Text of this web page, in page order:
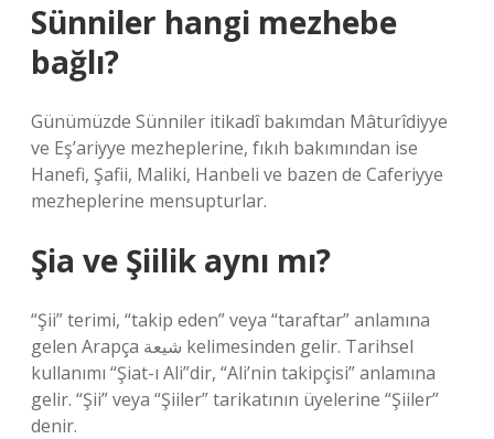
Sünniler hangi mezhebe
bağlı?
Günümüzde Sünniler itikadî bakımdan Mâturîdiyye
ve Eş’ariyye mezheplerine, fıkıh bakımından ise
Hanefi, Şafii, Maliki, Hanbeli ve bazen de Caferiyye
mezheplerine mensupturlar.
Şia ve Şiilik aynı mı?
“Şii” terimi, “takip eden” veya “taraftar” anlamına
gelen Arapça شيعة kelimesinden gelir. Tarihsel
kullanımı “Şiat-ı Ali”dir, “Ali’nin takipçisi” anlamına
gelir. “Şii” veya “Şiiler” tarikatının üyelerine “Şiiler”
denir.